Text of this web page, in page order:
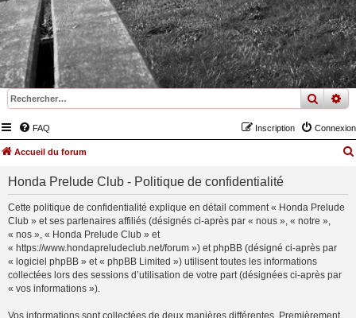
FAQ Connexion
Inscription
Accueil du forum
Honda Prelude Club - Politique de confidentialité
Cette politique de confidentialité explique en détail comment « Honda Prelude
Club » et ses partenaires affiliés (désignés ci-après par « nous », « notre »,
« nos », « Honda Prelude Club » et
« https://www.hondapreludeclub.net/forum ») et phpBB (désigné ci-après par
« logiciel phpBB » et « phpBB Limited ») utilisent toutes les informations
collectées lors des sessions d’utilisation de votre part (désignées ci-après par
« vos informations »).
Vos informations sont collectées de deux manières différentes. Premièrement,